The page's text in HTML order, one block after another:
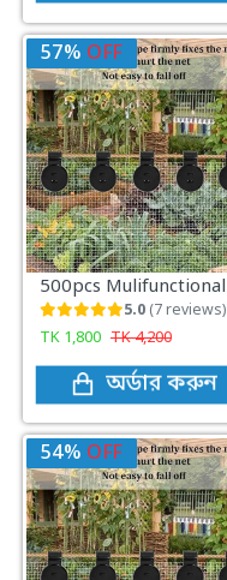
57% OFF
5.0 (7 reviews)
TK 1,800 TK4,200
অর্ডার করুন
54% OFF